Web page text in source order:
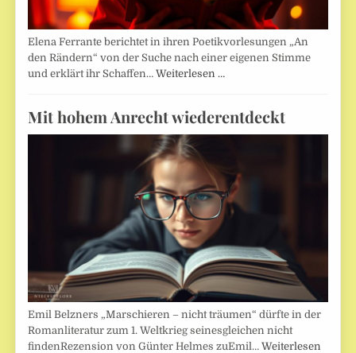
Elena Ferrante berichtet in ihren Poetikvorlesungen „An
den Rändern“ von der Suche nach einer eigenen Stimme
und erklärt ihr Schaffen…Weiterlesen …
Mit hohem Anrecht wiederentdeckt
Emil Belzners „Marschieren – nicht träumen“ dürfte in der
Romanliteratur zum 1. Weltkrieg seinesgleichen nicht
findenRezension von Günter Helmes zuEmil…Weiterlesen